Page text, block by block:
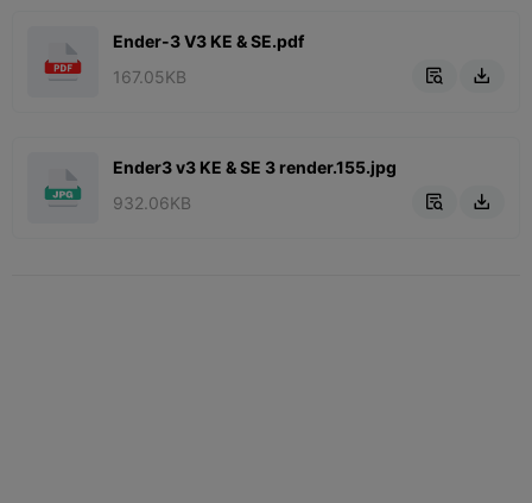
Ender-3 V3 KE & SE.pdf
167.05KB
 
Ender3 v3 KE & SE 3 render.155.jpg
932.06KB
 